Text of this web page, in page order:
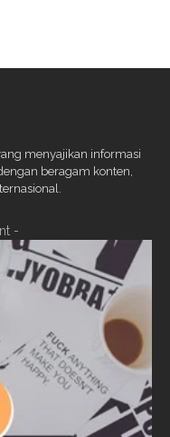
menyajikan informasi
beragam konten,
-